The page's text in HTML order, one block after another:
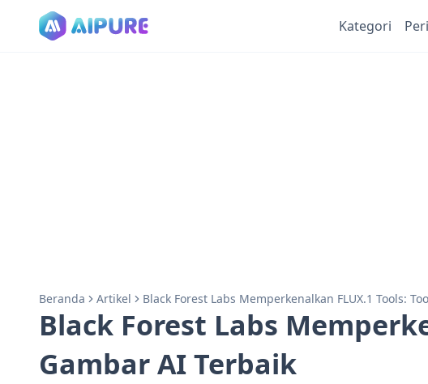
Kategori
Beranda Artikel Black Forest Labs Memperkenalkan FLUX.1 Tools:
Black Forest Labs
Gambar AI Terbaik